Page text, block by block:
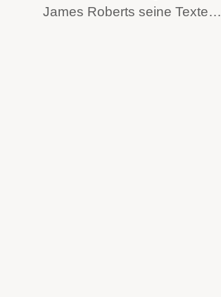
James Roberts seine Texte…